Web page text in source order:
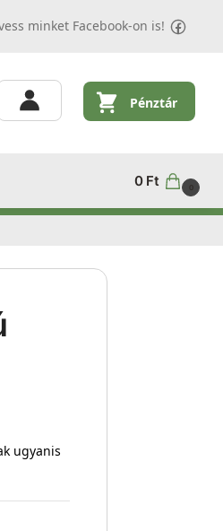
minket Facebook-on is!
Pénztár
0 Ft 0
ugyanis